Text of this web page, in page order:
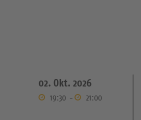
02. Okt. 2026
19:30 - 21:00